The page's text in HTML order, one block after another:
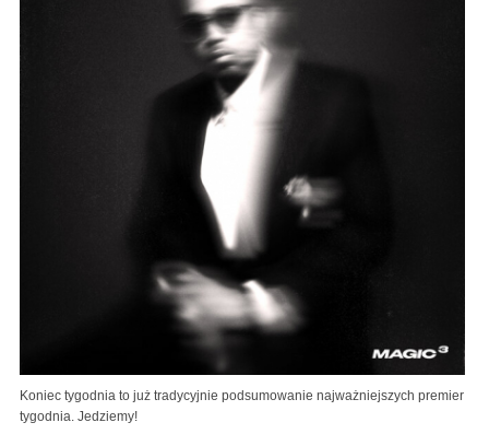
Koniec tygodnia to już tradycyjnie podsumowanie najważniejszych premier
tygodnia. Jedziemy!